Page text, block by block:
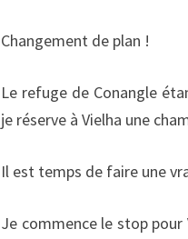
Changement de plan !
Le refuge de Conangle
je réserve à Vielha une
Il est temps de faire une
Je commence le stop